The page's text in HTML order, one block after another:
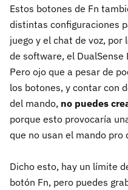
Estos botones de Fn
distintas configuraciones
juego y el chat de voz, por
de software, el
Pero ojo que a pesar de
los botones, y contar con
del mando, no puedes
porque esto provocaría
que no usan el mando pro
Dicho esto, hay un límite
botón Fn, pero puedes